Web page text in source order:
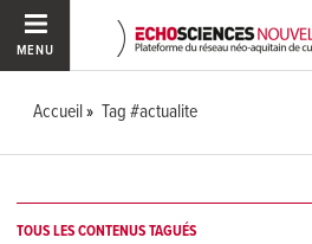
MENU
Accueil Tag #actualite
TOUS LES CONTENUS TAGUÉS